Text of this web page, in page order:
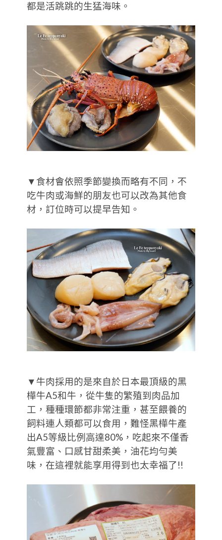
都是活跳跳的生猛海味。
▼食材會依照季節變換而略有不同，不
吃牛肉或海鮮的朋友也可以改為其他食
材，訂位時可以提早告知。
▼牛肉採用的是來自於日本最頂級的黑
樺牛A5和牛，從牛隻的繁殖到肉品加
工，種種環節都非常注重，甚至餵養的
飼料連人類都可以食用，難怪黑樺牛產
出A5等級比例高達80%，吃起來不僅香
氣豐富、口感甘甜柔美，油花均勻美
味，在這裡就能享用得到也太幸福了!!